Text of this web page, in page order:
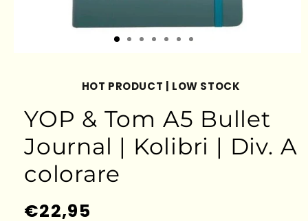
HOT PRODUCT | LOW STOCK
YOP & Tom A5 Bullet
Journal | Kolibri | Div. A
colorare
Prezzo
€22,95